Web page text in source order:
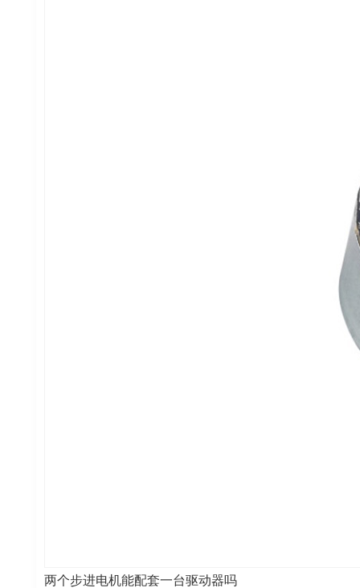
两个步进电机能配套一台驱动器吗